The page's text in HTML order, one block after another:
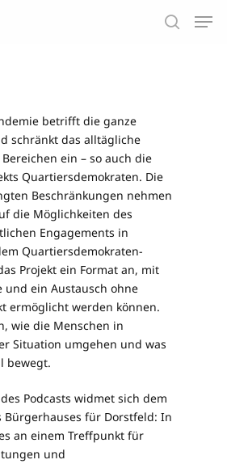
betrifft die ganze
schränkt das alltägliche
ein – so auch die
Quartiersdemokraten. Die
Beschränkungen nehmen
die Möglichkeiten des
Engagements in
Quartiersdemokraten-
Projekt ein Format an, mit
und ein Austausch ohne
ermöglicht werden können.
wie die Menschen in
Situation umgehen und was
bewegt.
Podcasts widmet sich dem
Bürgerhauses für Dorstfeld: In
an einem Treffpunkt für
und